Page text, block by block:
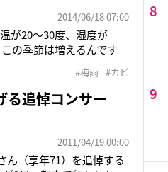
2014/06/18 07:00
が20〜30度、湿度が
の季節は増えるんです
れざるカビによって引き
#梅雨 #カビ
る追悼コンサー
2011/04/19 00:00
ん（享年71）を追悼する